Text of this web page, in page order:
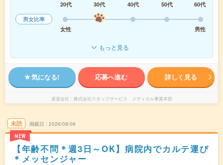
20代
30代 40代 50代
60代
男女比率
女性
男性
もっと見る
気になる! 応募へ進む 詳しく見る
派遣会社 株式会社スタッフサービス メディカル事業本部
未読
NEW
掲載日 2026/08/06
【年齢不問＊週3日～OK】病院内でカルテ運び
＊メッセンジャー